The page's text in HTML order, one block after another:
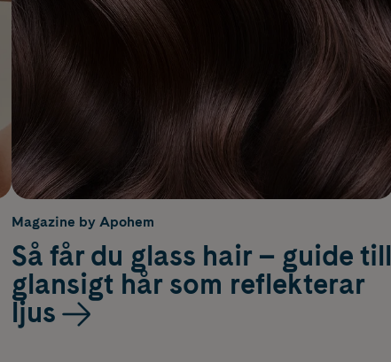
Magazine by Apohem
Så får du glass hair – guide till
glansigt hår som reflekterar
ljus